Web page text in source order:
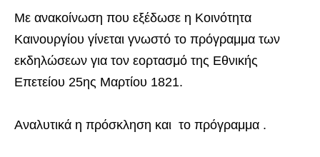
Με ανακοίνωση που εξέδωσε η Κοινότητα
Καινουργίου γίνεται γνωστό το πρόγραμμα των
εκδηλώσεων για τον εορτασμό της Εθνικής
Επετείου 25ης Μαρτίου 1821.
Αναλυτικά η πρόσκληση και το πρόγραμμα .